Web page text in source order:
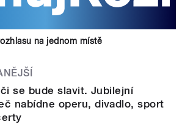
na jednom místě
se bude slavit. Jubilejní
nabídne operu, divadlo, sport